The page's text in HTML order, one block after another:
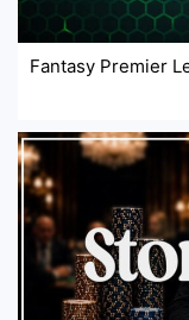
Fantasy Premier